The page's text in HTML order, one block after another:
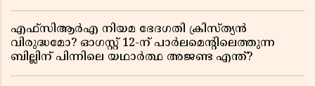
എഫ്സിആർഎ നിയമ ഭേദഗതി ക്രിസ്ത്യൻ
വിരുദ്ധമോ? ഓഗസ്റ്റ് 12-ന് പാർലമെന്റിലെത്തുന്ന
ബില്ലിന് പിന്നിലെ യഥാർത്ഥ അജണ്ട എന്ത്?